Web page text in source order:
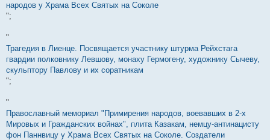
народов у Храма Всех Святых на Соколе
";
"
Трагедия в Лиенце. Посвящается участнику штурма Рейхстага
гвардии полковнику Левшову, монаху Гермогену, художнику Сычеву,
скульптору Павлову и их соратникам
";
"
Православный мемориал "Примирения народов, воевавших в 2-х
Мировых и Гражданских войнах", плита Казакам, немцу-антинацисту
фон Паннвицу у Храма Всех Святых на Соколе. Создатели